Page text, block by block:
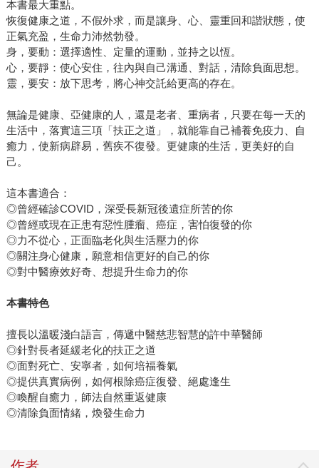
本書最大重點。
恢復健康之道，不假外求，而是讓身、心、靈重回和諧狀態，使
正氣充盈，生命力沛然勃發。
身，要動：選擇適性、定量的運動，並持之以恆。
心，要靜：使心安住，往內與自己溝通、對話，清除負面思想。
靈，要安：放下思考，將心神交託給更高的存在。
無論是健康、亞健康的人，還是老者、重病者，只要在每一天的
生活中，落實這三項「扶正之道」，就能靠自己補養免疫力、自
癒力，使新病辟易，舊疾不復發。更健康的生活，更美好的自
己。
這本書適合：
◎曾經確診COVID，深受長新冠後遺症所苦的你
◎曾經或現在正患有惡性腫瘤、癌症，害怕復發的你
◎力不從心，正面臨老化與生活壓力的你
◎關注身心健康，願意相信更好的自己的你
◎對中醫療效好奇、想提升生命力的你
本書特色
擅長以溫暖淺白語言，傳遞中醫慈悲智慧的許中華醫師
◎針對長者延緩老化的扶正之道
◎面對死亡、安寧者，如何培福養氣
◎提供真實病例，如何根除癌症復發、絕處逢生
◎喚醒自癒力，師法自然重返健康
◎清除負面情緒，煥發生命力